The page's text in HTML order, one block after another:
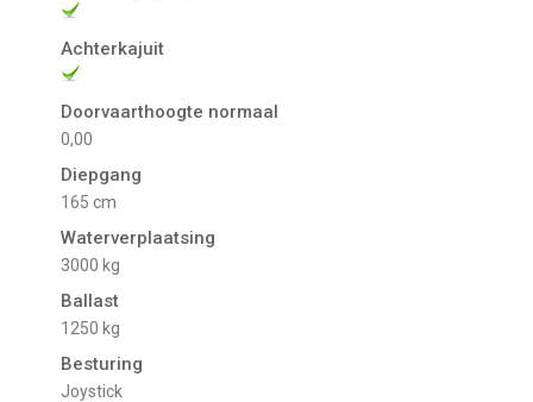
Achterkajuit
Doorvaarthoogte normaal
0,00
Diepgang
165 cm
Waterverplaatsing
3000 kg
Ballast
1250 kg
Besturing
joystick